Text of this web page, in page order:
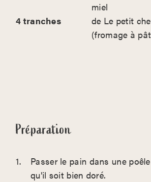
miel
4 tranches
de Le petit
(fromage à
Préparation
Passer le pain dans une
qu'il soit bien doré.